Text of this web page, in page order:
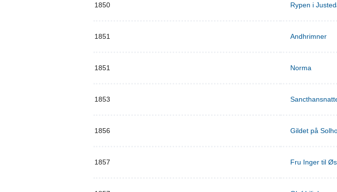
1850 Rypen i
1851 Andhrimner
1851 Norma
1853
1856 Gildet på
1857 Fru Inger til